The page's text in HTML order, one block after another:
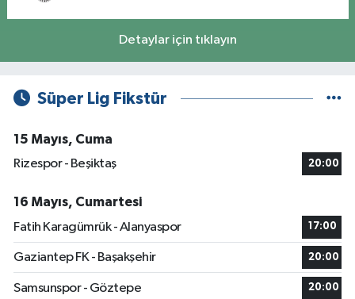
Detaylar için tıklayın
Süper Lig Fikstür
15 Mayıs, Cuma
Rizespor - Beşiktaş
20:00
16 Mayıs, Cumartesi
Fatih Karagümrük - Alanyaspor
17:00
Gaziantep FK - Başakşehir 20:00
Samsunspor - Göztepe 20:00